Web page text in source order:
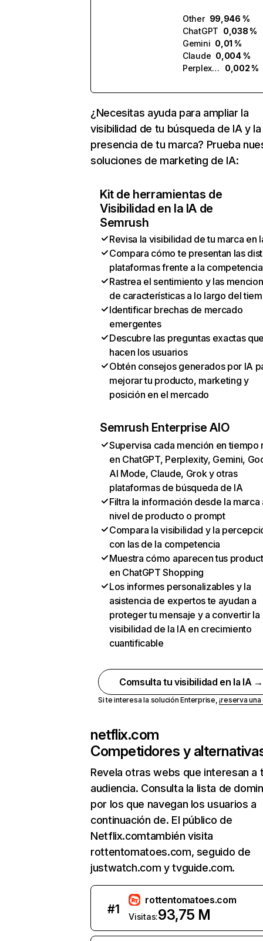
Other 99,946 %
ChatGPT 0,038 %
Gemini 0,01 %
Claude 0,004 %
Perplexity
0,002 %
¿Necesitas ayuda para ampliar la
visibilidad de tu búsqueda de IA y la
presencia de tu marca? Prueba
soluciones de marketing de IA:
Kit de herramientas de
Visibilidad en la IA de
Semrush
Revisa la visibilidad de tu marca en
Compara cómo te presentan las
plataformas frente a la competencia
Rastrea el sentimiento y las
de características a lo largo del
Identificar brechas de mercado
emergentes
Descubre las preguntas exactas
hacen los usuarios
Obtén consejos generados por IA
mejorar tu producto, marketing y
posición en el mercado
Semrush Enterprise AIO
Supervisa cada mención en tiempo
en ChatGPT, Perplexity, Gemini,
AI Mode, Claude, Grok y otras
plataformas de búsqueda de IA
Filtra la información desde la marca
nivel de producto o prompt
Compara la visibilidad y la
con las de la competencia
Muestra cómo aparecen tus
en ChatGPT Shopping
Los informes personalizables y la
asistencia de expertos te ayudan a
proteger tu mensaje y a convertir la
visibilidad de la IA en crecimiento
cuantificable
Comsulta tu visibilidad en la IA →
Si te interesa la solución Enterprise,¡reserva
netflix.com
Competidores y
Revela otras webs que interesan a
audiencia. Consulta la lista de
por los que navegan los usuarios a
continuación de. El público de
Netflix.comtambién visita
rottentomatoes.com, seguido de
justwatch.com y tvguide.com.
#1
rottentomatoes.com
Visitas:93,75 M